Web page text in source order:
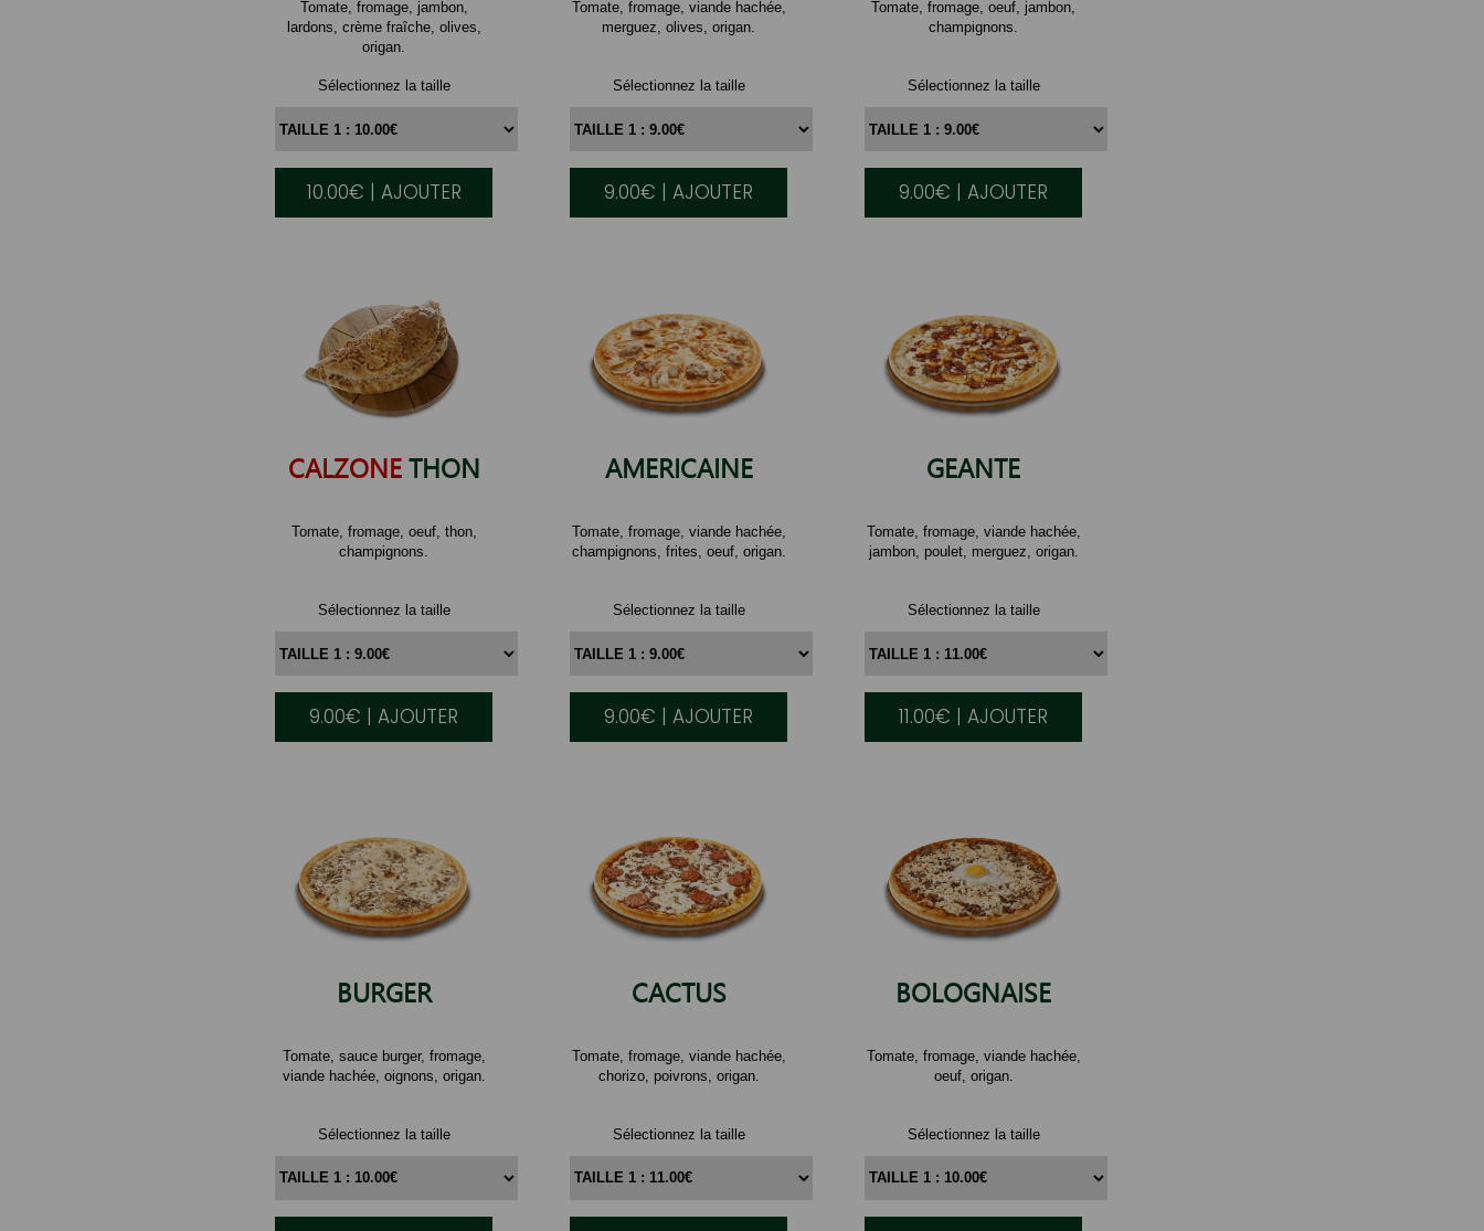
Tomate, fromage, jambon,
lardons, crème fraîche, olives,
origan.
Sélectionnez la taille
10.00€ | AJOUTER
Tomate, fromage, viande hachée,
merguez, olives, origan.
Sélectionnez la taille
9.00€ | AJOUTER
Tomate, fromage, oeuf, jambon,
champignons.
Sélectionnez la taille
9.00€ | AJOUTER
CALZONETHON
Tomate, fromage, oeuf, thon,
champignons.
Sélectionnez la taille
9.00€ | AJOUTER
AMERICAINE
Tomate, fromage, viande hachée,
champignons, frites, oeuf, origan.
Sélectionnez la taille
9.00€ | AJOUTER
GEANTE
Tomate, fromage, viande hachée,
jambon, poulet, merguez, origan.
Sélectionnez la taille
11.00€ | AJOUTER
BURGER
Tomate, sauce burger, fromage,
viande hachée, oignons, origan.
Sélectionnez la taille
CACTUS
Tomate, fromage, viande hachée,
chorizo, poivrons, origan.
Sélectionnez la taille
BOLOGNAISE
Tomate, fromage, viande hachée,
oeuf, origan.
Sélectionnez la taille